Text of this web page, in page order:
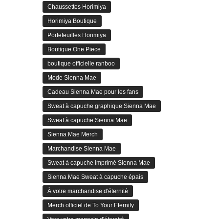
Chaussettes Horimiya
Horimiya Boutique
Portefeuilles Horimiya
Boutique One Piece
boutique officielle ranboo
Mode Sienna Mae
Cadeau Sienna Mae pour les fans
Sweat à capuche graphique Sienna Mae
Sweat à capuche Sienna Mae
Sienna Mae Merch
Marchandise Sienna Mae
Sweat à capuche imprimé Sienna Mae
Sienna Mae Sweat à capuche épais
À votre marchandise d'éternité
Merch officiel de To Your Eternity